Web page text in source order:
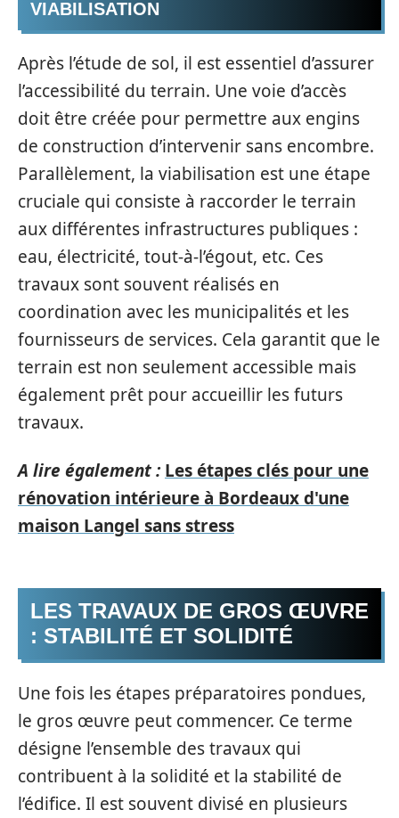
VIABILISATION
Après l’étude de sol, il est essentiel d’assurer
l’accessibilité du terrain. Une voie d’accès
doit être créée pour permettre aux engins
de construction d’intervenir sans encombre.
Parallèlement, la viabilisation est une étape
cruciale qui consiste à raccorder le terrain
aux différentes infrastructures publiques :
eau, électricité, tout-à-l’égout, etc. Ces
travaux sont souvent réalisés en
coordination avec les municipalités et les
fournisseurs de services. Cela garantit que le
terrain est non seulement accessible mais
également prêt pour accueillir les futurs
travaux.
A lire également : Les étapes clés pour une
rénovation intérieure à Bordeaux d'une
maison Langel sans stress
LES TRAVAUX DE GROS ŒUVRE
: STABILITÉ ET SOLIDITÉ
Une fois les étapes préparatoires pondues,
le gros œuvre peut commencer. Ce terme
désigne l’ensemble des travaux qui
contribuent à la solidité et la stabilité de
l’édifice. Il est souvent divisé en plusieurs